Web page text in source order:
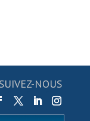
SUIVEZ-NOUS